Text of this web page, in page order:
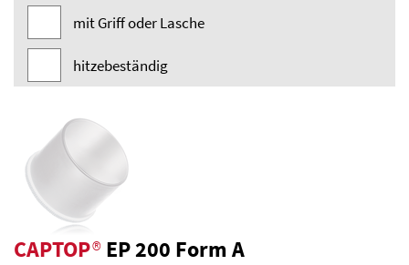
mit Griff oder Lasche
hitzebeständig
CAPTOP®EP 200 Form A